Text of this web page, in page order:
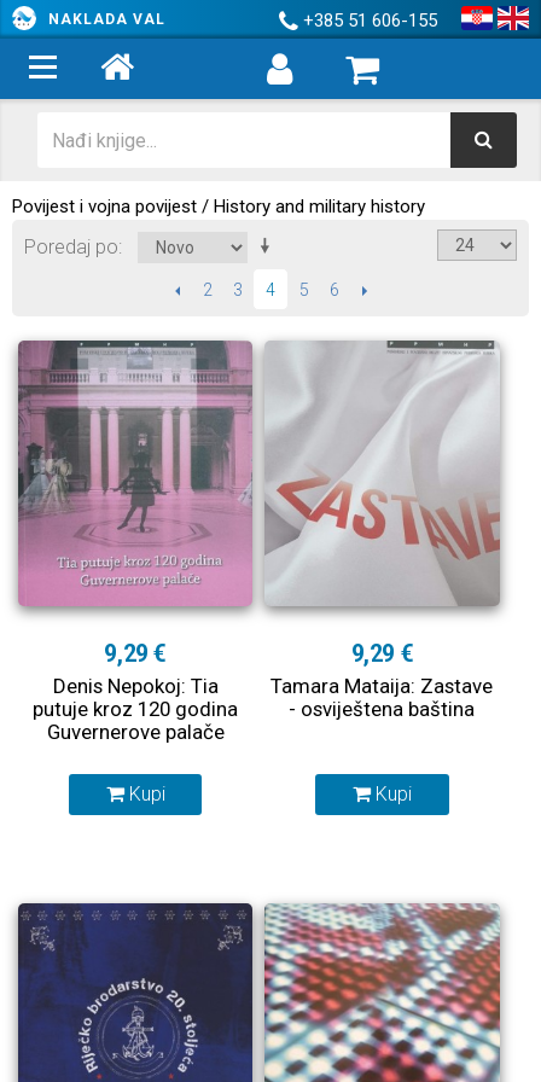
NAKLADA VAL +385 51 606-155
Povijest i vojna povijest / History and military history
Poredaj po
PRETHODNI
2 3 4 5 6 SLIJEDEĆI
9,29 €
Denis Nepokoj: Tia
putuje kroz 120 godina
Guvernerove palače
Kupi
9,29 €
Tamara Mataija: Zastave
- osviještena baština
Kupi